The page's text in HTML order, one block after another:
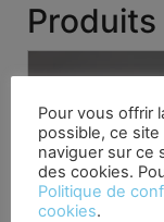
Pour vous offrir
possible, ce
naviguer sur ce
des cookies.
Politique de
cookies.